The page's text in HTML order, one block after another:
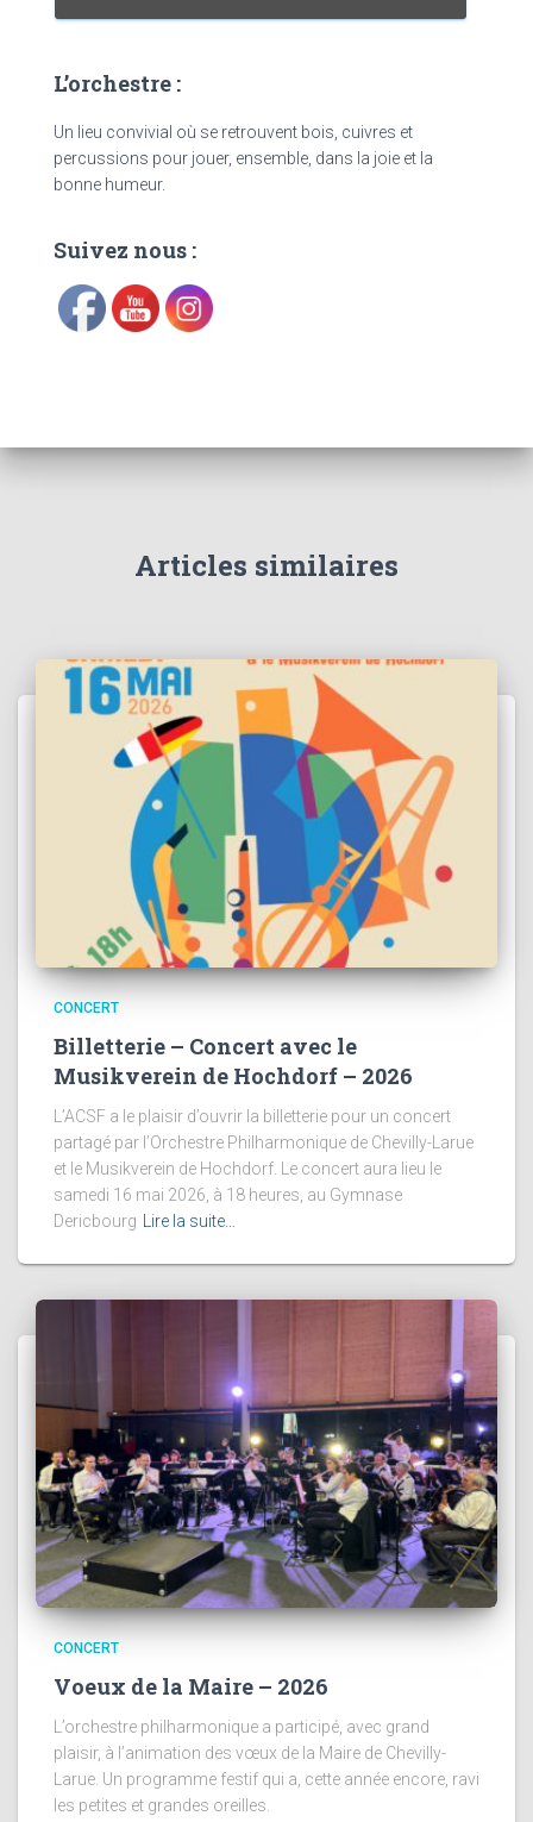
L’orchestre :
Un lieu convivial où se retrouvent bois, cuivres et
percussions pour jouer, ensemble, dans la joie et la
bonne humeur.
Suivez nous :
Articles similaires
CONCERT
Billetterie – Concert avec le
Musikverein de Hochdorf – 2026
L’ACSF a le plaisir d’ouvrir la billetterie pour un concert
partagé par l’Orchestre Philharmonique de Chevilly-Larue
et le Musikverein de Hochdorf. Le concert aura lieu le
samedi 16 mai 2026, à 18 heures, au Gymnase
Dericbourg
Lire la suite…
CONCERT
Voeux de la Maire – 2026
L’orchestre philharmonique a participé, avec grand
plaisir, à l’animation des vœux de la Maire de Chevilly-
Larue. Un programme festif qui a, cette année encore, ravi
les petites et grandes oreilles.